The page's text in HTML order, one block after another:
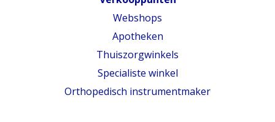
Webshops
Apotheken
Thuiszorgwinkels
Specialiste winkel
Orthopedisch instrumentmaker